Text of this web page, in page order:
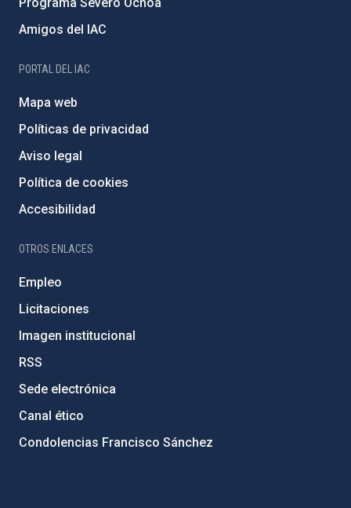
Amigos del IAC
PORTAL DEL IAC
Mapa web
Políticas de privacidad
Aviso legal
Política de cookies
Accesibilidad
OTROS ENLACES
Empleo
Licitaciones
Imagen institucional
RSS
Sede electrónica
Canal ético
Condolencias Francisco Sánchez